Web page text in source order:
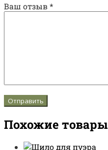
Ваш отзыв*
Похожие товары